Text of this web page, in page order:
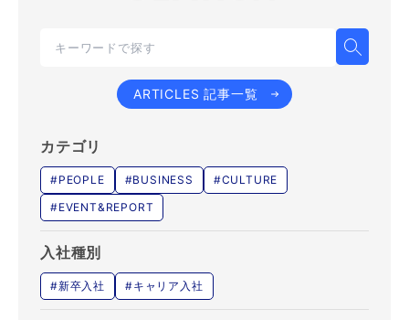
ARTICLES 記事一覧
カテゴリ
#PEOPLE #BUSINESS
#CULTURE
#EVENT&REPORT
入社種別
#新卒入社 #キャリア入社